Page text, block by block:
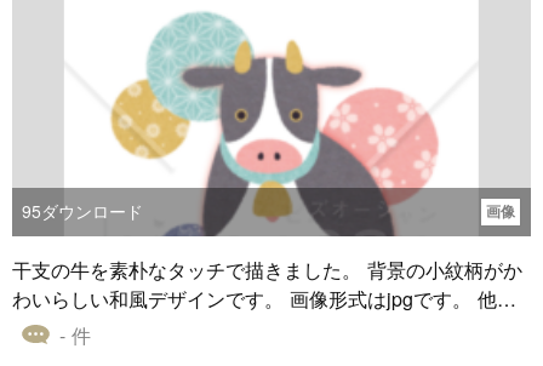
95ダウンロード 画像
干支の牛を素朴なタッチで描きました。 背景の小紋柄がか
わいらしい和風デザインです。 画像形式はjpgです。 他に
Wordタイプもございます。
- 件